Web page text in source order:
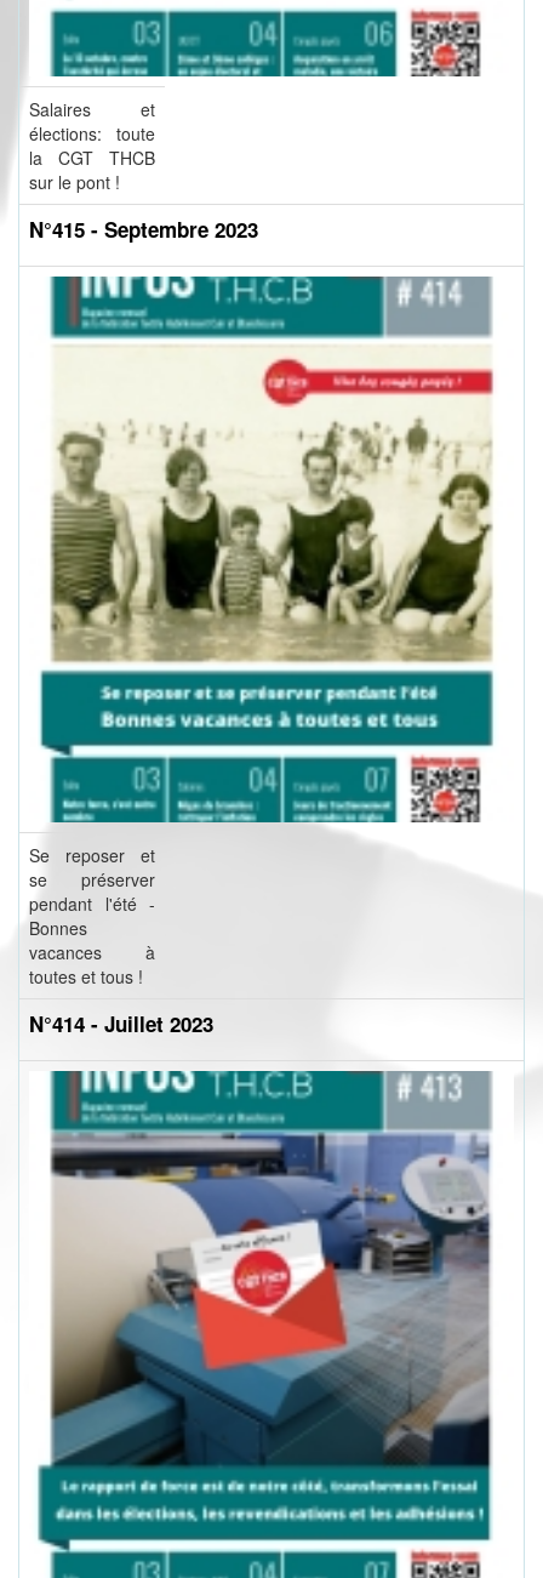
Salaires et
élections: toute
la CGT THCB
sur le pont !
N°415 - Septembre 2023
Se reposer et
se préserver
pendant l'été -
Bonnes
vacances à
toutes et tous !
N°414 - Juillet 2023